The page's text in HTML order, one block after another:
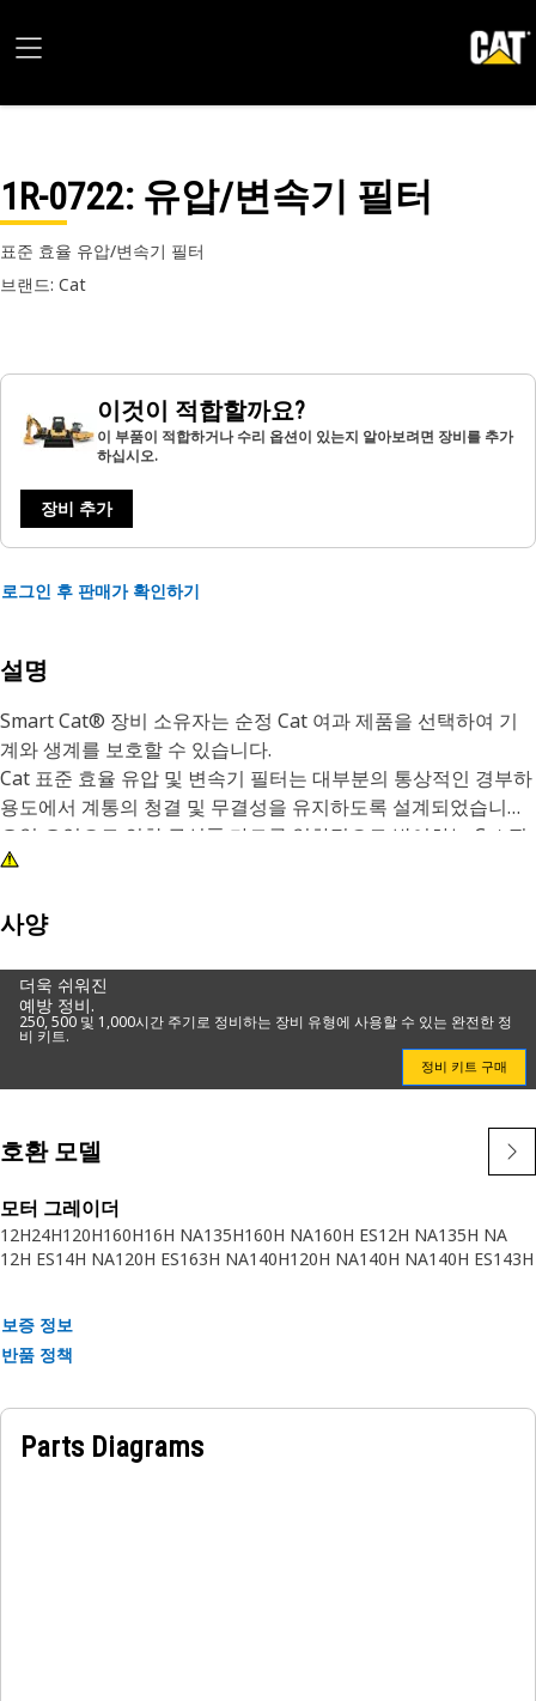
1R-0722: 유압/변속기 필터
표준 효율 유압/변속기 필터
브랜드: Cat
이것이 적합할까요?
이 부품이 적합하거나 수리 옵션이 있는지 알아보려면 장비를 추가
하십시오.
장비 추가
로그인 후 판매가 확인하기
설명
Smart Cat® 장비 소유자는 순정 Cat 여과 제품을 선택하여 기
계와 생계를 보호할 수 있습니다.
Cat 표준 효율 유압 및 변속기 필터는 대부분의 통상적인 경부하
용도에서 계통의 청결 및 무결성을 유지하도록 설계되었습니다.
오일 오염으로 인한 구성품 마모를 일차적으로 방어하는 Cat 필
터는 품질, 일관성 및 장비 장착 후 성능으로 우수한 여과 기능을
통에서 서비스 간격을 넓히도록 설계되었으므로 올바른 필터를
및 변속기 계통에 적절히 윤활유를 공급하면 수리 비용이 줄어들
고 수익을 창출하는 장비의 가동 시간이 늘어나므로 Cat 필터를
선택하는 것은 비즈니스 차원에서 좋은 결정입니다. Cat 정비 제
품은 해당 기계류를 제작하는 동일한 회사에서 설계한 것이므로
Cat의 필터 요소를 사용하면 항상 우수한 적합도와 성능을 얻을
현재 Cat 필터를 사용하지 않고 있다면 비순정 필터를 순정 Cat
요소로 쉽게 교체할 수 있습니다. 현지 Caterpillar 특약점에 문
의하거나 catfiltercrossreference.com에서 부품 번호로 검색하
여 Cat 필터로 전환하십시오.
특성:
• Caterpillar가 사용자 유압 계통의 통합 구성품이 되도록 설계
• Cat 유압 계통은 Caterpillar가 가장 잘 압니다.
• Cat 필터의 성능은 비순정 필터보다 우수합니다. - 시험 결과 참
사양
더욱 쉬워진
예방 정비.
250, 500 및 1,000시간 주기로 정비하는 장비 유형에 사용할 수 있는 완전한 정
비 키트.
정비 키트 구매
호환 모델
모터 그레이더
12H24H120H160H16H NA135H160H NA160H ES12H NA135H NA
12H ES14H NA120H ES163H NA140H120H NA140H NA140H ES143H
보증 정보
반품 정책
Parts Diagrams